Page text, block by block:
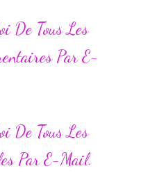
De Tous Les
Par E-
De Tous Les
Par E-Mail.